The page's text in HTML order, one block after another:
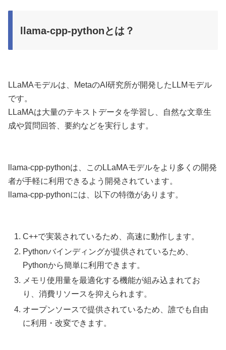
llama-cpp-pythonとは？
LLaMAモデルは、MetaのAI研究所が開発したLLMモデル
です。
LLaMAは大量のテキストデータを学習し、自然な文章生
成や質問回答、要約などを実行します。
llama-cpp-pythonは、このLLaMAモデルをより多くの開発
者が手軽に利用できるよう開発されています。
llama-cpp-pythonには、以下の特徴があります。
C++で実装されているため、高速に動作します。
Pythonバインディングが提供されているため、
Pythonから簡単に利用できます。
メモリ使用量を最適化する機能が組み込まれてお
り、消費リソースを抑えられます。
オープンソースで提供されているため、誰でも自由
に利用・改変できます。